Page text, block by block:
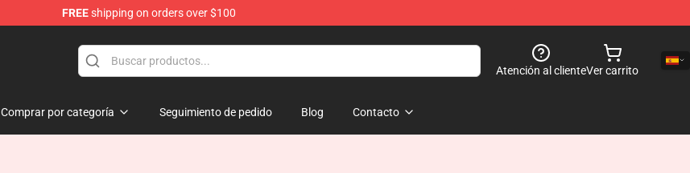
FREEshipping on orders over $100
Atención al clienteVer carrito
Comprar por categoría Seguimiento de pedido Blog Contacto